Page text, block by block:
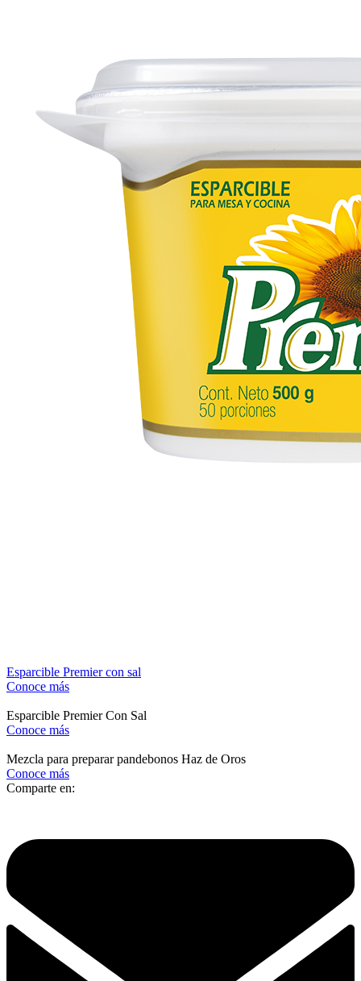
Esparcible Premier con sal
Conoce más
Esparcible Premier Con Sal
Conoce más
Mezcla para preparar pandebonos Haz de Oros
Conoce más
Comparte en: